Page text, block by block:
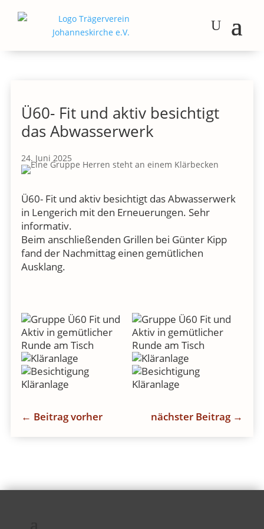
Ü60- Fit und aktiv besichtigt
das Abwasserwerk
24. Juni 2025
Ü60- Fit und aktiv besichtigt das Abwasserwerk
in Lengerich mit den Erneuerungen. Sehr
informativ.
Beim anschließenden Grillen bei Günter Kipp
fand der Nachmittag einen gemütlichen
Ausklang.
← Beitrag vorher nächster Beitrag→